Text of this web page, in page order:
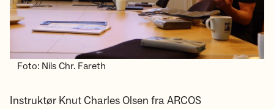
Foto: Nils Chr. Fareth
Instruktør Knut Charles Olsen fra ARCOS